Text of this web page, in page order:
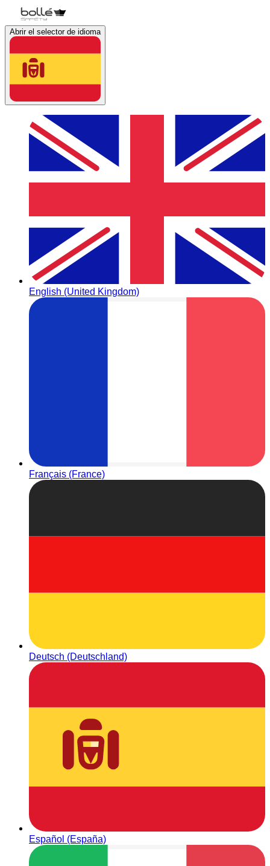
Abrir el selector de idioma
English (United Kingdom)
Français (France)
Deutsch (Deutschland)
Español (España)